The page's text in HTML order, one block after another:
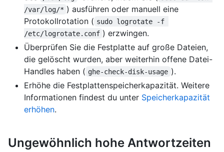
/var/log/* ) ausführen oder manuell eine
Protokollrotation ( sudo logrotate -f
/etc/logrotate.conf ) erzwingen.
Überprüfen Sie die Festplatte auf große Dateien,
die gelöscht wurden, aber weiterhin offene Datei-
Handles haben ( ghe-check-disk-usage ).
Erhöhe die Festplattenspeicherkapazität. Weitere
Informationen findest du unter Speicherkapazität
erhöhen.
Ungewöhnlich hohe Antwortzeiten